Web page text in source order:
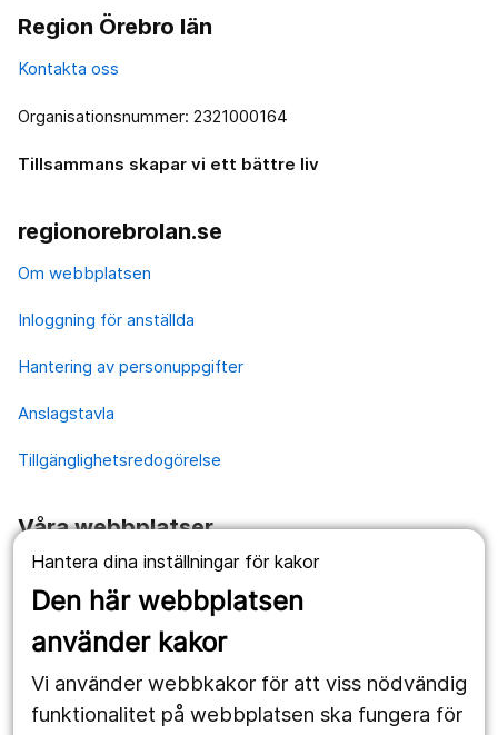
Hantera dina inställningar för kakor
Den här webbplatsen
använder kakor
Vi använder webbkakor för att viss nödvändig
funktionalitet på webbplatsen ska fungera för
Region Örebro län
Kontakta oss
Organisationsnummer: 2321000164
Tillsammans skapar vi ett bättre liv
regionorebrolan.se
Om webbplatsen
Inloggning för anställda
Hantering av personuppgifter
Anslagstavla
Tillgänglighetsredogörelse
Våra webbplatser
1177.se
Länstrafiken
Utveckling